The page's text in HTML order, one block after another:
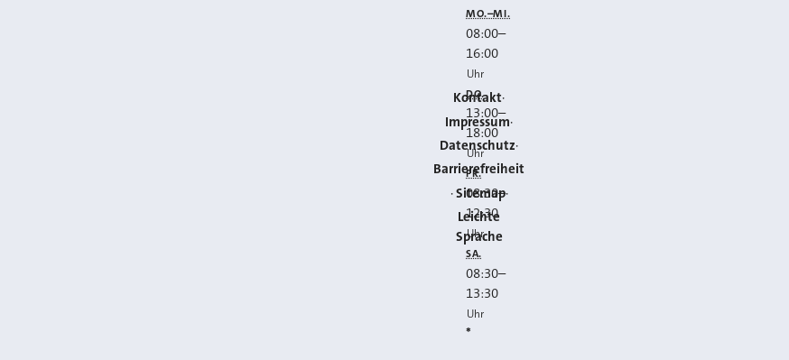
Kontakt
Impressum
Datenschutz
Barrierefreiheit
Sitemap
Leichte
Sprache
MO.–MI.
08:00–
16:00
Uhr
DO.
13:00–
18:00
Uhr
FR.
08:30–
12:30
Uhr
SA.
08:30–
13:30
Uhr
*